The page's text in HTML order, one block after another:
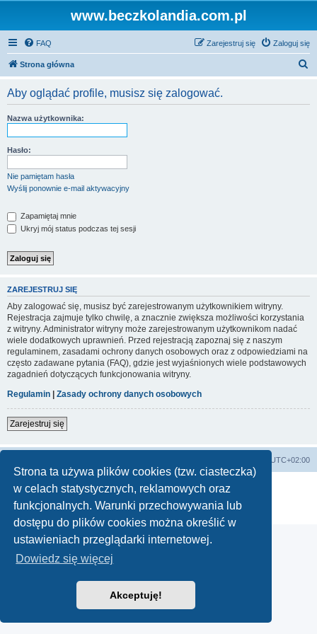
Strona ta używa plików cookies (tzw. ciasteczka)
w celach statystycznych, reklamowych oraz
funkcjonalnych. Warunki przechowywania lub
dostępu do plików cookies można określić w
ustawieniach przeglądarki internetowej.
Dowiedz się więcej
Akceptuję!
www.beczkolandia.com.pl
FAQ Zaloguj się
Zarejestruj się
Strona główna
Aby oglądać profile, musisz się zalogować.
Nazwa użytkownika:
Hasło:
Nie pamiętam hasła
Wyślij ponownie e-mail aktywacyjny
Zapamiętaj mnie
Ukryj mój status podczas tej sesji
ZAREJESTRUJ SIĘ
Aby zalogować się, musisz być zarejestrowanym użytkownikiem witryny.
Rejestracja zajmuje tylko chwilę, a znacznie zwiększa możliwości korzystania
z witryny. Administrator witryny może zarejestrowanym użytkownikom nadać
wiele dodatkowych uprawnień. Przed rejestracją zapoznaj się z naszym
regulaminem, zasadami ochrony danych osobowych oraz z odpowiedziami na
często zadawane pytania (FAQ), gdzie jest wyjaśnionych wiele podstawowych
zagadnień dotyczących funkcjonowania witryny.
Regulamin | Zasady ochrony danych osobowych
Zarejestruj się
UTC+02:00
Technologię dostarczaphpBB ® Forum Software © phpBB Limited
Zasady ochrony danych osobowych|Regulamin